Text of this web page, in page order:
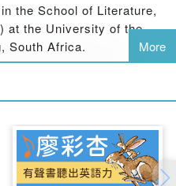
the School of Literature,
at the University of the
South Africa.
More